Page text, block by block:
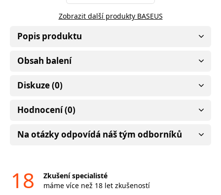
Zobrazit další produkty BASEUS
Popis produktu
Obsah balení
Diskuze (0)
Hodnocení (0)
Na otázky odpovídá náš tým odborníků
18
Zkušení specialisté
máme více než 18 let zkušeností